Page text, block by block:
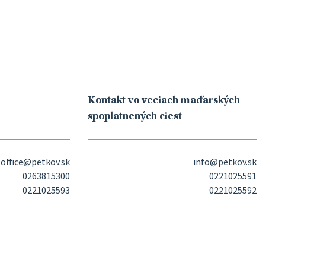
office@petkov.sk
0263815300
0221025593
Kontakt vo veciach maďarských
spoplatnených ciest
info@petkov.sk
0221025591
0221025592